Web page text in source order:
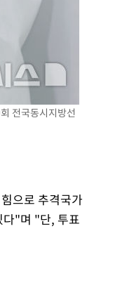
전국동시지방선
으로 추격국가
다"며 "단, 투표